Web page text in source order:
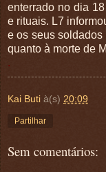
enterrado no dia
e rituais. L7
e os seus
quanto à morte de
.
Kai Buti à(s) 20:09
Partilhar
Sem comentários: